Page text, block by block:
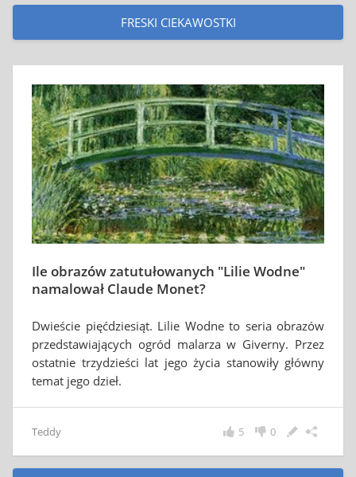
FRESKI CIEKAWOSTKI
Ile obrazów zatutułowanych "Lilie Wodne"
namalował Claude Monet?
Dwieście pięćdziesiąt. Lilie Wodne to seria obrazów
przedstawiających ogród malarza w Giverny. Przez
ostatnie trzydzieści lat jego życia stanowiły główny
temat jego dzieł.
Teddy 0
5